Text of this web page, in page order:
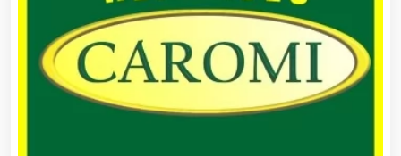
Automatización
Automóviles Nuevos y Usados